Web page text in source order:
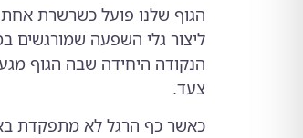
הגוף שלנו פועל כשרשרת
ליצור גלי השפעה שמורגשים
הנקודה היחידה שבה הגוף
צעד.
כאשר כף הרגל לא מתפקדת